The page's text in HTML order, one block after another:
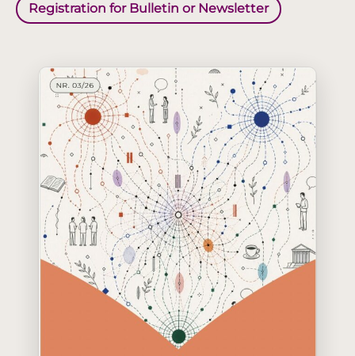
Registration for Bulletin or Newsletter